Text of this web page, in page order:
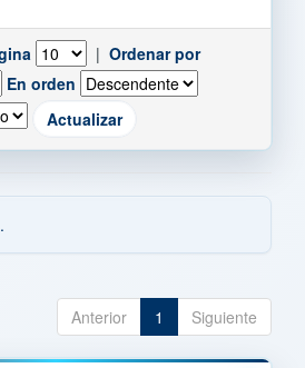
| Ordenar por
En orden
Anterior 1 Siguiente